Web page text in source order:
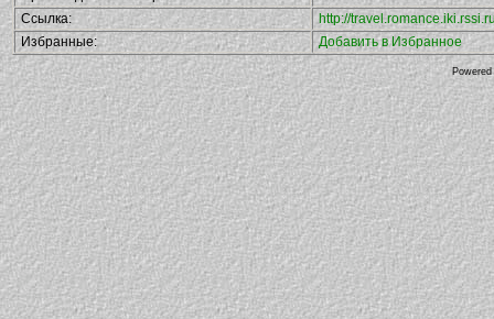
Ссылка:
http://
Избранные:
Добавить в Избранное